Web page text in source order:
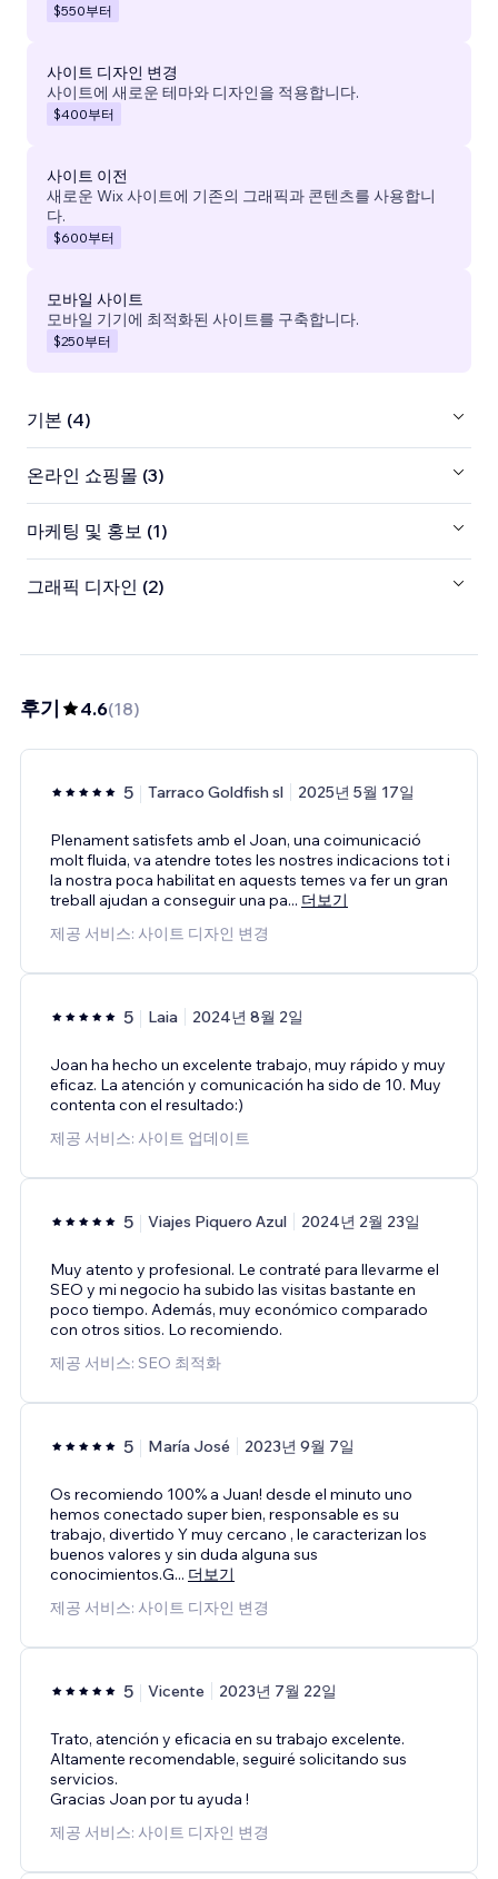
$550부터
사이트 디자인 변경
사이트에 새로운 테마와 디자인을 적용합니다.
$400부터
사이트 이전
새로운 Wix 사이트에 기존의 그래픽과 콘텐츠를 사용합니
다.
$600부터
모바일 사이트
모바일 기기에 최적화된 사이트를 구축합니다.
$250부터
기본 (4)
온라인 쇼핑몰 (3)
마케팅 및 홍보 (1)
그래픽 디자인 (2)
후기 4.6(18)
5 Tarraco Goldfish sl 2025년 5월 17일
Plenament satisfets amb el Joan, una coimunicació
molt fluida, va atendre totes les nostres indicacions tot i
la nostra poca habilitat en aquests temes va fer un gran
treball ajudan a conseguir una pa... 더보기
제공 서비스: 사이트 디자인 변경
5 Laia 2024년 8월 2일
Joan ha hecho un excelente trabajo, muy rápido y muy
eficaz. La atención y comunicación ha sido de 10. Muy
contenta con el resultado:)
제공 서비스: 사이트 업데이트
5 Viajes Piquero Azul 2024년 2월 23일
Muy atento y profesional. Le contraté para llevarme el
SEO y mi negocio ha subido las visitas bastante en
poco tiempo. Además, muy económico comparado
con otros sitios. Lo recomiendo.
제공 서비스: SEO 최적화
5 María José 2023년 9월 7일
Os recomiendo 100% a Juan! desde el minuto uno
hemos conectado super bien, responsable es su
trabajo, divertido Y muy cercano , le caracterizan los
buenos valores y sin duda alguna sus
conocimientos.G... 더보기
제공 서비스: 사이트 디자인 변경
5 Vicente 2023년 7월 22일
Trato, atención y eficacia en su trabajo excelente.
Altamente recomendable, seguiré solicitando sus
servicios.
Gracias Joan por tu ayuda !
제공 서비스: 사이트 디자인 변경